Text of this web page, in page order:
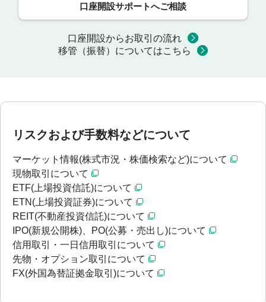
口座開設サポートへご相談
口座開設からお取引の流れ
移管（振替）についてはこちら
リスクおよび手数料などについて
マーケット情報(株式市況・株価検索など)について
現物取引について
ETF(上場投資信託)について
ETN(上場投資証券)について
REIT(不動産投資信託)について
IPO(新規公開株)、PO(公募・売出し)について
信用取引・一日信用取引について
先物・オプション取引について
FX(外国為替証拠金取引)について